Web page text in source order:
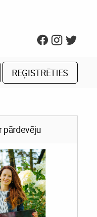
REĢISTRĒTIES
pārdevēju